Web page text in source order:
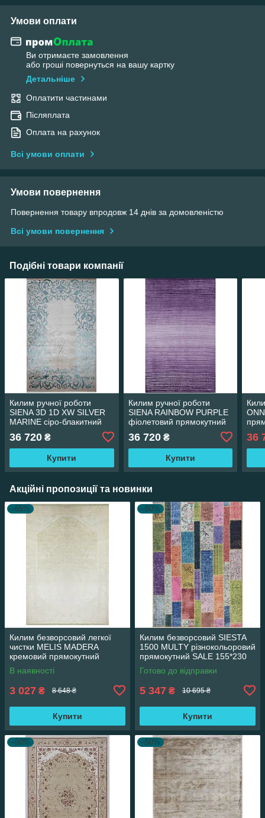
Умови оплати
Ви отримаєте замовлення
або гроші повернуться на вашу картку
Детальніше
Оплатити частинами
Післяплата
Оплата на рахунок
Всі умови оплати
Умови повернення
Повернення товару впродовж 14 днів за домовленістю
Всі умови повернення
Подібні товари компанії
Килим ручної роботи
SIENA 3D 1D XW SILVER
MARINE сіро-блакитний
прямокутний 170*240 см
36 720 ₴
Купити
Килим ручної роботи
SIENA RAINBOW PURPLE
фіолетовий прямокутний
36 720₴
Купити
36
Акційні пропозиції та новинки
–65%
Килим безворсовий легкої
чистки MELIS MADERA
кремовий прямокутний
160*230 см
В наявності
3 027 ₴ 8 648 ₴
Купити
–50%
Килим безворсовий SIESTA
1500 MULTY різнокольоровий
прямокутний SALE 155*230
см
Готово до відправки
5 347 ₴ 10 695 ₴
Купити
–50% –50%